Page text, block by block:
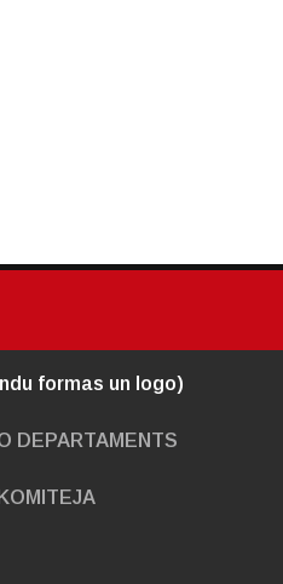
formas un logo)
DEPARTAMENTS